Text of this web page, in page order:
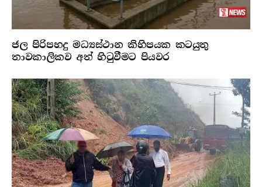
ජල පිරිපහදු මධ්‍යස්ථාන කිහිපයක කටයුතු
තාවකාලිකව අත් හිටුවීමට පියවර